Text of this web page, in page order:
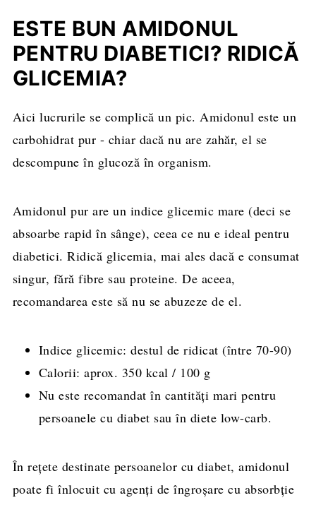
ESTE BUN AMIDONUL
PENTRU DIABETICI? RIDICĂ
GLICEMIA?
Aici lucrurile se complică un pic. Amidonul este un
carbohidrat pur - chiar dacă nu are zahăr, el se
descompune în glucoză în organism.
Amidonul pur are un indice glicemic mare (deci se
absoarbe rapid în sânge), ceea ce nu e ideal pentru
diabetici. Ridică glicemia, mai ales dacă e consumat
singur, fără fibre sau proteine. De aceea,
recomandarea este să nu se abuzeze de el.
Indice glicemic: destul de ridicat (între 70-90)
Calorii: aprox. 350 kcal / 100 g
Nu este recomandat în cantități mari pentru
persoanele cu diabet sau în diete low-carb.
În rețete destinate persoanelor cu diabet, amidonul
poate fi înlocuit cu agenți de îngroșare cu absorbție